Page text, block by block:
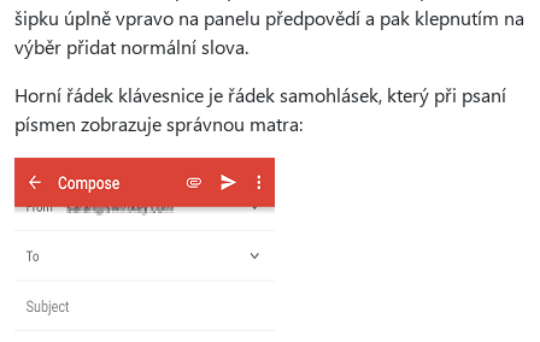
šipku úplně vpravo na panelu předpovědí a pak klepnutím na
výběr přidat normální slova.
Horní řádek klávesnice je řádek samohlásek, který při psaní
písmen zobrazuje správnou matra: